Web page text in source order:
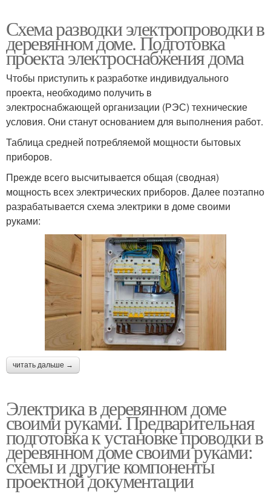
Схема разводки электропроводки в
деревянном доме. Подготовка
проекта электроснабжения дома
Чтобы приступить к разработке индивидуального
проекта, необходимо получить в
электроснабжающей организации (РЭС) технические
условия. Они станут основанием для выполнения работ.
Таблица средней потребляемой мощности бытовых
приборов.
Прежде всего высчитывается общая (сводная)
мощность всех электрических приборов. Далее поэтапно
разрабатывается схема электрики в доме своими
руками:
читать дальше →
Электрика в деревянном доме
своими руками. Предварительная
подготовка к установке проводки в
деревянном доме своими руками:
схемы и другие компоненты
проектной документации